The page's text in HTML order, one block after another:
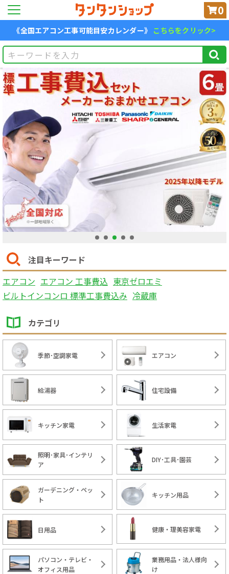
0
《全国エアコン工事可能目安カレンダー》 こちらをクリック>
1 2 3 4 5
注目キーワード
エアコン エアコン 工事費込 東京ゼロエミ
ビルトインコンロ 標準工事費込み 冷蔵庫
カテゴリ
季節･空調家電 エアコン
給湯器 住宅設備
キッチン家電 生活家電
照明･家具･インテリ
ア
DIY･工具･園芸
ガーデニング・ペッ
ト
キッチン用品
日用品 健康・理美容家電
パソコン・テレビ・
オフィス用品
業務用品・法人様向
け